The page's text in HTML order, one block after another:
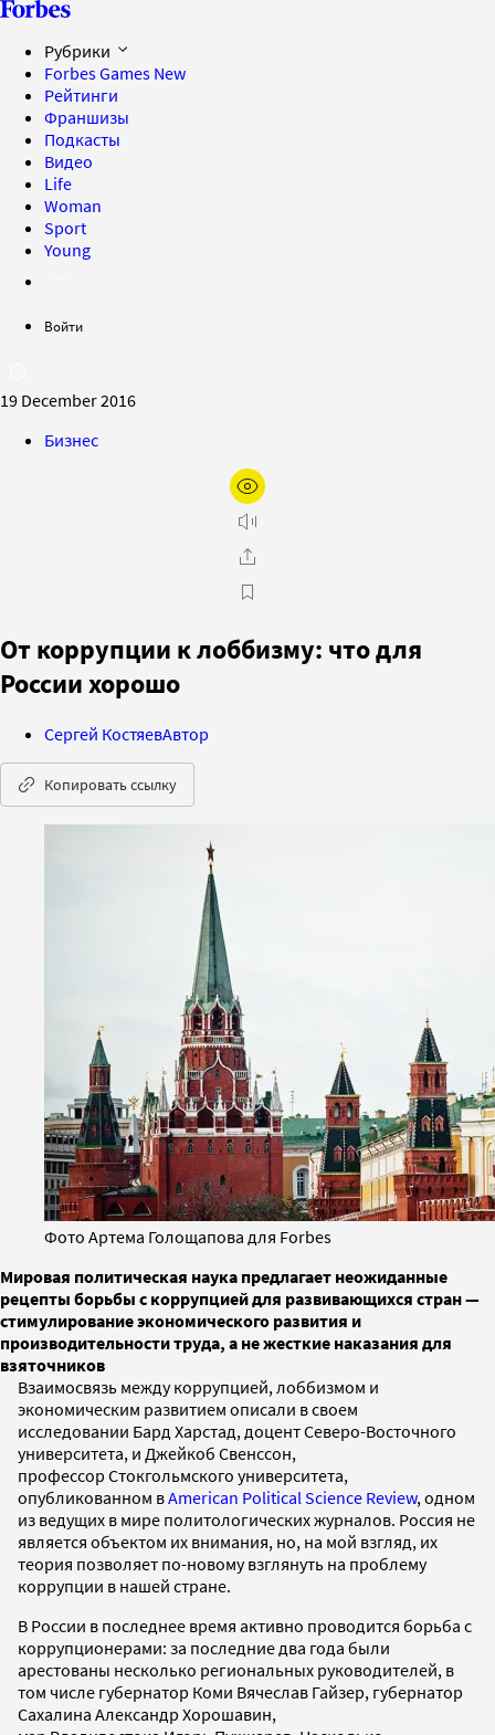
Рубрики
Forbes Games New
Рейтинги
Франшизы
Подкасты
Видео
Life
Woman
Sport
Young
Войти
19 December 2016
Бизнес
От коррупции к лоббизму: что для
России хорошо
Сергей КостяевАвтор
Копировать ссылку
Фото Артема Голощапова для Forbes
Мировая политическая наука предлагает неожиданные
рецепты борьбы с коррупцией для развивающихся стран —
стимулирование экономического развития и
производительности труда, а не жесткие наказания для
взяточников
Взаимосвязь между коррупцией, лоббизмом и
экономическим развитием описали в своем
исследовании Бард Харстад, доцент Северо-Восточного
университета, и Джейкоб Свенссон,
профессор Стокгольмского университета,
опубликованном вAmerican Political Science Review, одном
из ведущих в мире политологических журналов. Россия не
является объектом их внимания, но, на мой взгляд, их
теория позволяет по-новому взглянуть на проблему
коррупции в нашей стране.
В России в последнее время активно проводится борьба с
коррупционерами: за последние два года были
арестованы несколько региональных руководителей, в
том числе губернатор Коми Вячеслав Гайзер, губернатор
Сахалина Александр Хорошавин,